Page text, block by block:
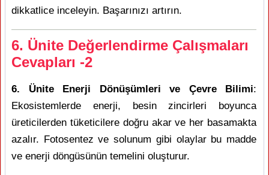
dikkatlice inceleyin. Başarınızı artırın.
6. Ünite Değerlendirme Çalışmaları
Cevapları -2
6. Ünite Enerji Dönüşümleri ve Çevre Bilimi:
Ekosistemlerde enerji, besin zincirleri boyunca
üreticilerden tüketicilere doğru akar ve her basamakta
azalır. Fotosentez ve solunum gibi olaylar bu madde
ve enerji döngüsünün temelini oluşturur.